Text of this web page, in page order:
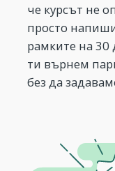
че курсът не
просто
рамките на 30
ти върнем
без да